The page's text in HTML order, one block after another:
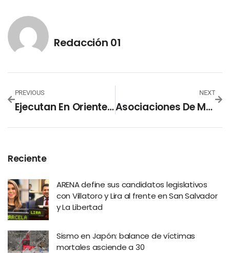
Redacción 01
PREVIOUS
Ejecutan En Oriente El Programa “Empléate Joven”
NEXT
Asociaciones De Mujeres Buscan Evitar Que Adultos Mayores Se Les Pague Con Bitcoin
Reciente
ARENA define sus candidatos legislativos
con Villatoro y Lira al frente en San Salvador
y La Libertad
Sismo en Japón: balance de víctimas
mortales asciende a 30